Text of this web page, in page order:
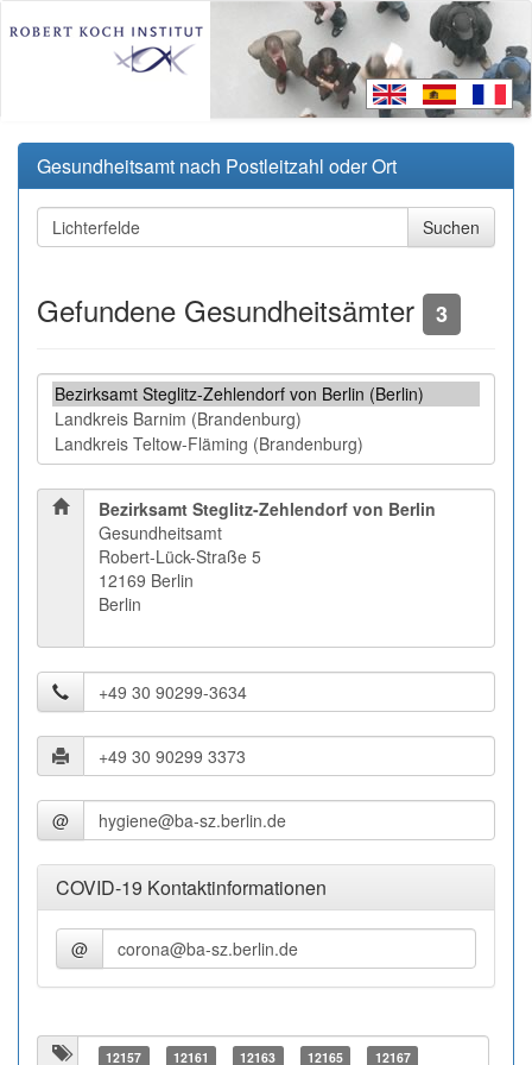
Gesundheitsamt nach Postleitzahl oder Ort
Gefundene Gesundheitsämter 3
Bezirksamt Steglitz-Zehlendorf von Berlin
Gesundheitsamt
Robert-Lück-Straße 5
12169 Berlin
Berlin
@
COVID-19 Kontaktinformationen
@
12157 12161 12163 12165 12167